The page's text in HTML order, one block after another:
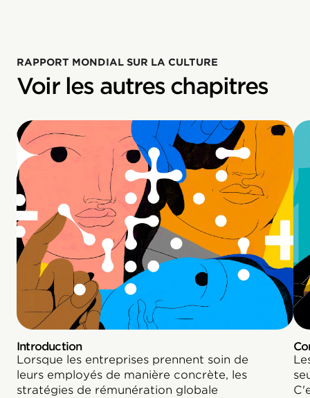
RAPPORT MONDIAL SUR LA CULTURE
Voir les autres chapitres
Introduction
Lorsque les entreprises prennent soin de
leurs employés de manière concrète, les
stratégies de rémunération globale